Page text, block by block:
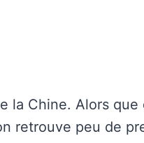
la Chine. Alors
retrouve peu de